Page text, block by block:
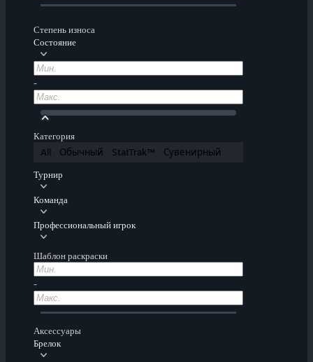
Степень износа
Состояние
-
Категория
All Обычный StatTrak™ Сувенирный
Турнир
Команда
Профессиональный игрок
Шаблон раскраски
-
Аксессуары
Брелок